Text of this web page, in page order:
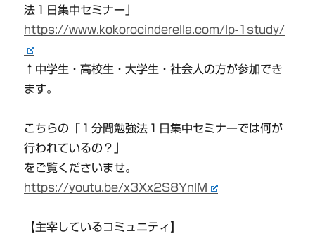
法１日集中セミナー」
https://www.kokorocinderella.com/lp-1study/
↑中学生・高校生・大学生・社会人の方が参加でき
ます。
こちらの「１分間勉強法１日集中セミナーでは何が
行われているの？」
をご覧くださいませ。
https://youtu.be/x3Xx2S8YnlM
【主宰しているコミュニティ】